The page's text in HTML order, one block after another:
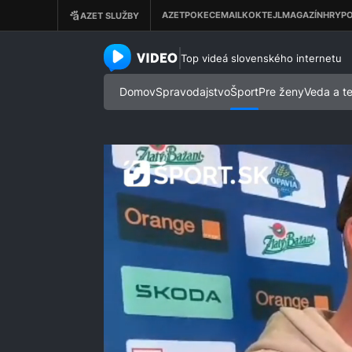
azet.video.sk
Top videá slovenského internetu
DomovSpravodajstvoŠportPre ženyVeda a